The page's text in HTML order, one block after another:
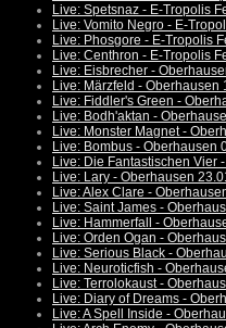
Live: Spetsnaz - E-Tropolis
Live: Vomito Negro - E-
Live: Phosgore - E-Tropolis
Live: Centhron - E-Tropolis
Live: Eisbrecher -
Live: Märzfeld - Oberhausen
Live: Fiddler's Green -
Live: Bodh'aktan -
Live: Monster Magnet -
Live: Bombus - Oberhausen
Live: Die Fantastischen Vier
Live: Lary - Oberhausen
Live: Alex Clare -
Live: Saint James -
Live: Hammerfall -
Live: Orden Ogan -
Live: Serious Black -
Live: Neuroticfish -
Live: Terrolokaust -
Live: Diary of Dreams -
Live: A Spell Inside -